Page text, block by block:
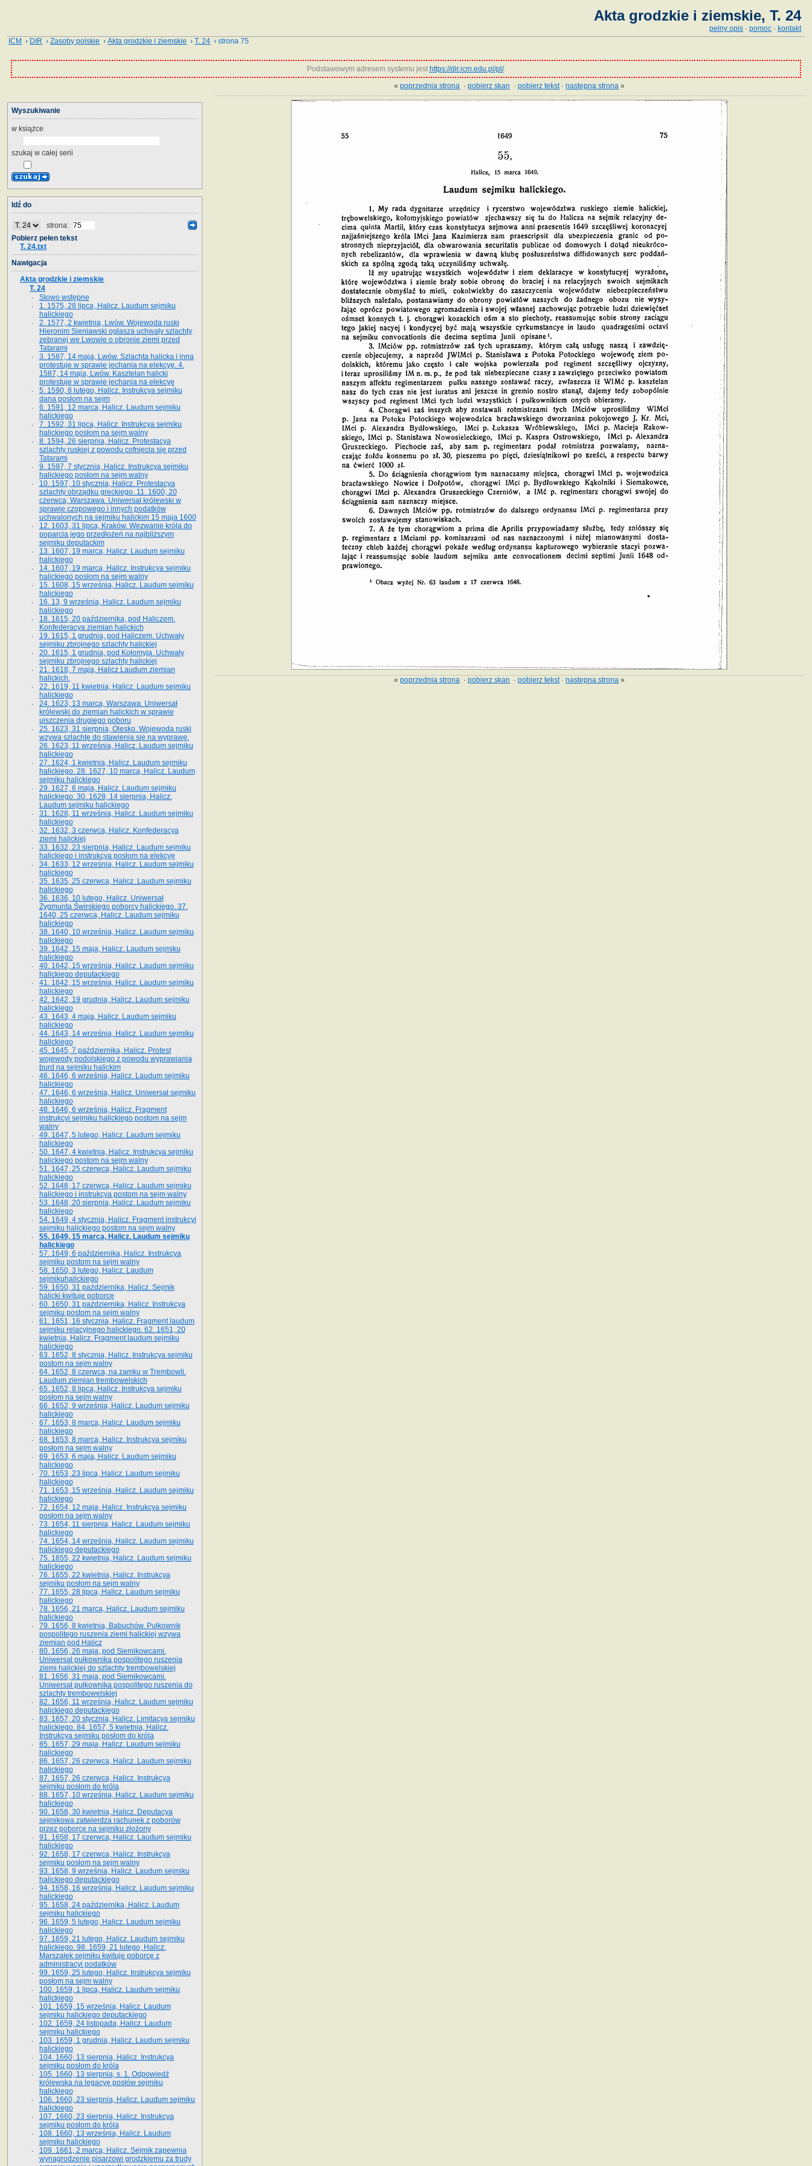
Akta grodzkie i ziemskie, T. 24
pełny opis · pomoc · kontakt
ICM › DIR ›Zasoby polskie ›Akta grodzkie i ziemskie ›T. 24 › strona 75
Podstawowym adresem systemu jest https://dir.icm.edu.pl/pl/.
«poprzednia strona ·pobierz skan ·pobierz tekst·następna strona »
«poprzednia strona ·pobierz skan ·pobierz tekst·następna strona »
Wyszukiwanie
w książce
szukaj w całej serii
Idź do
strona:
Pobierz pełen tekst
T. 24.txt
Nawigacja
Akta grodzkie i ziemskie
T. 24
Słowo wstępne
1. 1575, 28 lipca, Halicz. Laudum sejmiku
halickiego
2. 1577, 2 kwietnia, Lwów. Wojewoda ruski
Hieronim Sieniawski ogłasza uchwały szlachty
zebranej we Lwowie o obronie ziemi przed
Tatarami
3. 1587, 14 maja, Lwów. Szlachta halicka i inna
protestuje w sprawie jechania na elekcyę. 4.
1587, 14 maja, Lwów. Kasztelan halicki
protestuje w sprawie jechania na elekcyę
5. 1590, 8 lutego, Halicz. Instrukcya sejmiku
dana posłom na sejm
6. 1591, 12 marca, Halicz. Laudum sejmiku
halickiego
7. 1592, 31 lipca, Halicz. Instrukcya sejmiku
halickiego posłom na sejm walny
8. 1594, 26 sierpnia, Halicz. Protestacya
szlachty ruskiej z powodu cofnięcia się przed
Tatarami
9. 1597, 7 stycznia, Halicz. Instrukcya sejmiku
halickiego posłom na sejm walny
10. 1597, 10 stycznia, Halicz. Protestacya
szlachty obrządku greckiego. 11. 1600, 20
czerwca, Warszawa. Uniwersał królewski w
sprawie czopowego i innych podatków
uchwalonych na sejmiku halickim 15 maja 1600
12. 1603, 31 lipca, Kraków. Wezwanie króla do
poparcia jego przedłożeń na najbliższym
sejmiku deputackim
13. 1607, 19 marca, Halicz. Laudum sejmiku
halickiego
14. 1607, 19 marca, Halicz. Instrukcya sejmiku
halickiego posłom na sejm walny
15. 1608, 15 września, Halicz. Laudum sejmiku
halickiego
16. 13, 9 września, Halicz. Laudum sejmiku
halickiego
18. 1615, 20 października, pod Haliczem.
Konfederacya ziemian halickich
19. 1615, 1 grudnia, pod Haliczem. Uchwały
sejmiku zbrojnego szlachty halickiej
20. 1615, 1 grudnia, pod Kołomyją. Uchwały
sejmiku zbrojnego szlachty halickiej
21. 1618, 7 maja, Halicz Laudum ziemian
halickich.
22. 1619, 11 kwietnia, Halicz. Laudum sejmiku
halickiego
24. 1623, 13 marca, Warszawa. Uniwersał
królewski do ziemian halickich w sprawie
uiszczenia drugiego poboru
25. 1623, 31 sierpnia, Olesko. Wojewoda ruski
wzywa szlachtę do stawienia się na wyprawę.
26. 1623, 11 września, Halicz. Laudum sejmiku
halickiego
27. 1624, 1 kwietnia, Halicz. Laudum sejmiku
halickiego. 28. 1627, 10 marca, Halicz. Laudum
sejmiku halickiego
29. 1627, 6 maja, Halicz. Laudum sejmiku
halickiego. 30. 1628, 14 sierpnia, Halicz.
Laudum sejmiku halickiego
31. 1628, 11 września, Halicz. Laudum sejmiku
halickiego
32. 1632, 3 czerwca, Halicz. Konfederacya
ziemi halickiej
33. 1632, 23 sierpnia, Halicz. Laudum sejmiku
halickiego i instrukcya posłom na elekcyę
34. 1633, 12 września, Halicz. Laudum sejmiku
halickiego
35. 1635, 25 czerwca, Halicz. Laudum sejmiku
halickiego
36. 1636, 10 lutego, Halicz. Uniwersał
Zygmunta Świrskiego poborcy halickiego. 37.
1640, 25 czerwca, Halicz. Laudum sejmiku
halickiego
38. 1640, 10 września, Halicz. Laudum sejmiku
halickiego
39. 1642, 15 maja, Halicz. Laudum sejmiku
halickiego
40. 1642, 15 września, Halicz. Laudum sejmiku
halickiego deputackiego
41. 1642, 15 września, Halicz. Laudum sejmiku
halickiego
42. 1642, 19 grudnia, Halicz. Laudum sejmiku
halickiego
43. 1643, 4 maja, Halicz. Laudum sejmiku
halickiego
44. 1643, 14 września, Halicz. Laudum sejmiku
halickiego
45. 1645, 7 października, Halicz. Protest
wojewody podolskiego z powodu wyprawiania
burd na sejmiku halickim
46. 1646, 6 września, Halicz. Laudum sejmiku
halickiego
47. 1646, 6 września, Halicz. Uniwersał sejmiku
halickiego
48. 1646, 6 września, Halicz. Fragment
instrukcyi sejmiku halickiego postom na sejm
walny
49. 1647, 5 lutego, Halicz. Laudum sejmiku
halickiego
50. 1647, 4 kwietnia, Halicz. Instrukcya sejmiku
halickiego postom na sejm walny
51. 1647, 25 czerwca, Halicz. Laudum sejmiku
halickiego
52. 1648, 17 czerwca, Halicz. Laudum sejmiku
halickiego i instrukcya postom na sejm walny
53. 1648, 20 sierpnia, Halicz. Laudum sejmiku
halickiego
54. 1649, 4 stycznia, Halicz. Fragment instrukcyi
sejmiku halickiego postom na sejm walny
55. 1649, 15 marca, Halicz. Laudum sejmiku
halickiego
57. 1649, 6 października, Halicz. Instrukcya
sejmiku postom na sejm walny
58. 1650, 3 lutego, Halicz. Laudum
sejmikuhalickiego
59. 1650, 31 października, Halicz. Sejmik
halicki kwituje poborcę
60. 1650, 31 października, Halicz. Instrukcya
sejmiku postom na sejm walny
61. 1651, 16 stycznia, Halicz. Fragment laudum
sejmiku relacyjnego halickiego. 62. 1651, 20
kwietnia, Halicz. Fragment laudum sejmiku
halickiego
63. 1652, 8 stycznia, Halicz. Instrukcya sejmiku
postom na sejm walny
64. 1652, 8 czerwca, na zamku w Trembowli.
Laudum ziemian trembowelskich
65. 1652, 8 lipca, Halicz. Instrukcya sejmiku
posłom na sejm walny
66. 1652, 9 września, Halicz. Laudum sejmiku
halickiego
67. 1653, 8 marca, Halicz. Laudum sejmiku
halickiego
68. 1653, 8 marca, Halicz. Instrukcya sejmiku
posłom na sejm walny
69. 1653, 6 maja, Halicz. Laudum sejmiku
halickiego
70. 1653, 23 lipca, Halicz. Laudum sejmiku
halickiego
71. 1653, 15 września, Halicz. Laudum sejmiku
halickiego
72. 1654, 12 maja, Halicz. Instrukcya sejmiku
posłom na sejm walny
73. 1654, 11 sierpnia, Halicz. Laudum sejmiku
halickiego
74. 1654, 14 września, Halicz. Laudum sejmiku
halickiego deputackiego
75. 1655, 22 kwietnia, Halicz. Laudum sejmiku
halickiego
76. 1655, 22 kwietnia, Halicz. Instrukcya
sejmiku posłom na sejm walny
77. 1655, 28 lipca, Halicz. Laudum sejmiku
halickiego
78. 1656, 21 marca, Halicz. Laudum sejmiku
halickiego
79. 1656, 8 kwietnia, Babuchów. Pułkownik
pospolitego ruszenia ziemi halickiej wzywa
ziemian pod Halicz
80. 1656, 26 maja, pod Siemikowcami.
Uniwersał pułkownika pospolitego ruszenia
ziemi halickiej do szlachty trembowelskiej
81. 1656, 31 maja, pod Siemikowcami.
Uniwersał pułkownika pospolitego ruszenia do
szlachty trembowelskiej
82. 1656, 11 września, Halicz. Laudum sejmiku
halickiego deputackiego
83. 1657, 20 stycznia, Halicz. Limitacya sejmiku
halickiego. 84. 1657, 5 kwietnia, Halicz.
Instrukcya sejmiku posłom do króla
85. 1657, 29 maja, Halicz. Laudum sejmiku
halickiego
86. 1657, 26 czerwca, Halicz. Laudum sejmiku
halickiego
87. 1657, 26 czerwca, Halicz. Instrukcya
sejmiku posłom do króla
88. 1657, 10 września, Halicz. Laudum sejmiku
halickiego
90. 1658, 30 kwietnia, Halicz. Deputacya
sejmikowa zatwierdza rachunek z poborów
przez poborcę na sejmiku złożony
91. 1658, 17 czerwca, Halicz. Laudum sejmiku
halickiego
92. 1658, 17 czerwca, Halicz. Instrukcya
sejmiku posłom na sejm walny
93. 1658, 9 września, Halicz. Laudum sejmiku
halickiego deputackiego
94. 1658, 16 września, Halicz. Laudum sejmiku
halickiego
95. 1658, 24 października, Halicz. Laudum
sejmiku halickiego
96. 1659, 5 lutego, Halicz. Laudum sejmiku
halickiego
97. 1659, 21 lutego, Halicz. Laudum sejmiku
halickiego. 98. 1659, 21 lutego, Halicz.
Marszałek sejmiku kwituje poborcę z
administracyi podatków
99. 1659, 25 lutego, Halicz. Instrukcya sejmiku
posłom na sejm walny
100. 1659, 1 lipca, Halicz. Laudum sejmiku
halickiego
101. 1659, 15 września, Halicz. Laudum
sejmiku halickiego deputackiego
102. 1659, 24 listopada, Halicz. Laudum
sejmiku halickiego
103. 1659, 1 grudnia, Halicz. Laudum sejmiku
halickiego
104. 1660, 13 sierpnia, Halicz. Instrukcya
sejmiku posłom do króla
105. 1660, 13 sierpnia, s. 1. Odpowiedź
królewska na legacyę posłów sejmiku
halickiego
106. 1660, 23 sierpnia, Halicz. Laudum sejmiku
halickiego
107. 1660, 23 sierpnia, Halicz. Instrukcya
sejmiku posłom do króla
108. 1660, 13 września, Halicz. Laudum
sejmiku halickiego
109. 1661, 2 marca, Halicz. Sejmik zapewnia
wynagrodzenie pisarzowi grodzkiemu za trudy